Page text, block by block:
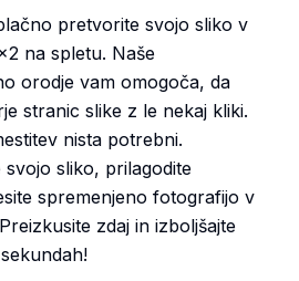
pretvorite svojo sliko v
na spletu. Naše
orodje vam omogoča, da
stranic slike z le nekaj kliki.
nista potrebni.
sliko, prilagodite
spremenjeno fotografijo v
zdaj in izboljšajte